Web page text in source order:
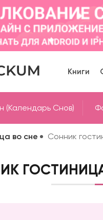
Книги
(Календарь Снов)
во сне Сонник